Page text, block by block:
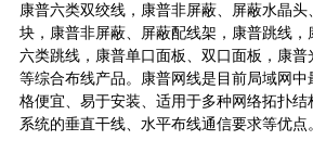
康普六类双绞线，康普非屏蔽、屏蔽水晶
块，康普非屏蔽、屏蔽配线架，康普跳线
六类跳线，康普单口面板、双口面板，康
等综合布线产品。康普网线是目前局域网
格便宜、易于安装、适用于多种网络拓扑
系统的垂直干线、水平布线通信要求等优点。